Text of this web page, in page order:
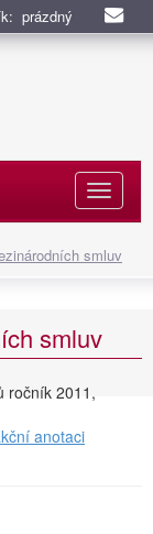
prázdný
smluv
smluv
ročník 2011,
anotaci